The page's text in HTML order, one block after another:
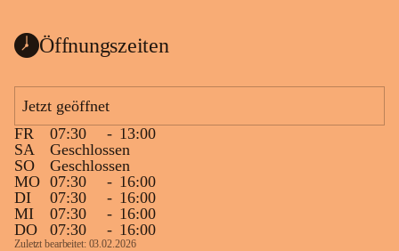
Öffnungszeiten
Jetzt geöffnet
FR
07:30 - 13:00
SA
Geschlossen
SO
Geschlossen
MO 07:30 - 16:00
DI
07:30 - 16:00
MI
07:30 - 16:00
DO
07:30 - 16:00
Zuletzt bearbeitet: 03.02.2026